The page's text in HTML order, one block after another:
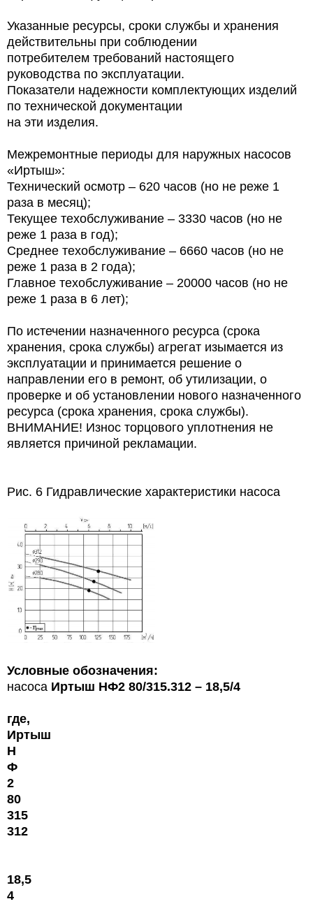
Указанные ресурсы, сроки службы и хранения
действительны при соблюдении
потребителем требований настоящего
руководства по эксплуатации.
Показатели надежности комплектующих изделий
по технической документации
на эти изделия.
Межремонтные периоды для наружных насосов
«Иртыш»:
Технический осмотр – 620 часов (но не реже 1
раза в месяц);
Текущее техобслуживание – 3330 часов (но не
реже 1 раза в год);
Среднее техобслуживание – 6660 часов (но не
реже 1 раза в 2 года);
Главное техобслуживание – 20000 часов (но не
реже 1 раза в 6 лет);
По истечении назначенного ресурса (срока
хранения, срока службы) агрегат изымается из
эксплуатации и принимается решение о
направлении его в ремонт, об утилизации, о
проверке и об установлении нового назначенного
ресурса (срока хранения, срока службы).
ВНИМАНИЕ! Износ торцового уплотнения не
является причиной рекламации.
Рис. 6 Гидравлические характеристики насоса
Условные обозначения:
насоса Иртыш НФ2 80/315.312 – 18,5/4
где,
Иртыш
Н
Ф
2
80
315
312
18,5
4